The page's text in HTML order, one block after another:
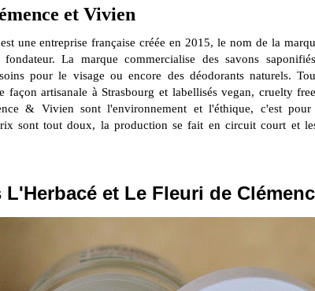
et Vivien
une entreprise française créée en 2015, le nom de la
La marque commercialise des savons
pour le visage ou encore des déodorants naturels.
façon artisanale à Strasbourg et labellisés vegan, cruelty
& Vivien sont l'environnement et l'éthique, c'est
sont tout doux, la production se fait en circuit court et
L'Herbacé et Le Fleuri de